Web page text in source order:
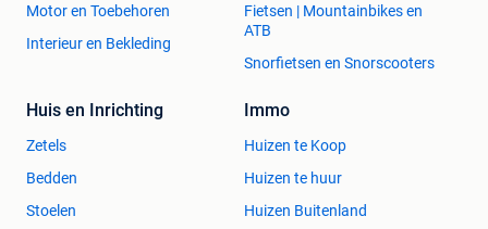
Motor en Toebehoren
Interieur en Bekleding
Fietsen | Mountainbikes en
ATB
Snorfietsen en Snorscooters
Huis en Inrichting
Zetels
Bedden
Stoelen
Immo
Huizen te Koop
Huizen te huur
Huizen Buitenland